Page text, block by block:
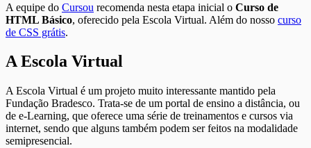
A equipe do Cursou recomenda nesta etapa inicial o Curso de
HTML Básico, oferecido pela Escola Virtual. Além do nosso curso
de CSS grátis.
A Escola Virtual
A Escola Virtual é um projeto muito interessante mantido pela
Fundação Bradesco. Trata-se de um portal de ensino a distância, ou
de e-Learning, que oferece uma série de treinamentos e cursos via
internet, sendo que alguns também podem ser feitos na modalidade
semipresencial.